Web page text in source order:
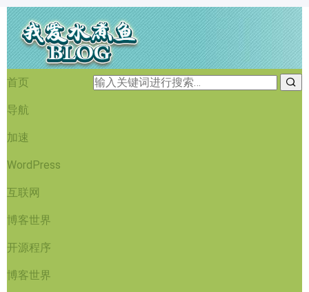
首页
导航
加速
WordPress
互联网
博客世界
开源程序
博客世界